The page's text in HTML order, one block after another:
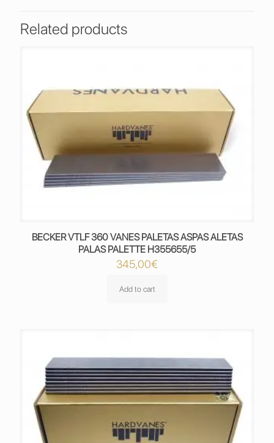
Related products
BECKER VTLF 360 VANES PALETAS ASPAS ALETAS
PALAS PALETTE H355655/5
345,00€
Add to cart